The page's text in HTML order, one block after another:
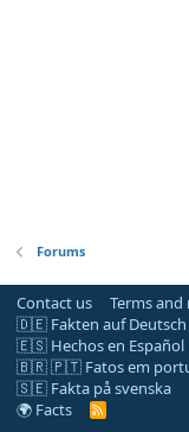
Forums
Contact us Terms and
🇩🇪 Fakten auf Deutsch
🇪🇸 Hechos en Español
🇧🇷 🇵🇹 Fatos em
🇸🇪 Fakta på svenska
🌍 Facts
R